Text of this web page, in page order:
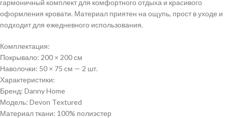
гармоничный комплект для комфортного отдыха и красивого
оформления кровати. Материал приятен на ощупь, прост в уходе и
подходит для ежедневного использования.
Комплектация:
Покрывало: 200 × 200 см
Наволочки: 50 × 75 см — 2 шт.
Характеристики:
Бренд: Danny Home
Модель: Devon Textured
Материал ткани: 100% полиэстер